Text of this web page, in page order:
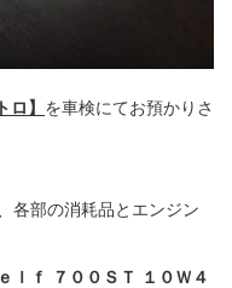
ロ】 を車検にてお預かりさ
各部の消耗品とエンジン
ｅｌｆ ７００ＳＴ １０Ｗ４